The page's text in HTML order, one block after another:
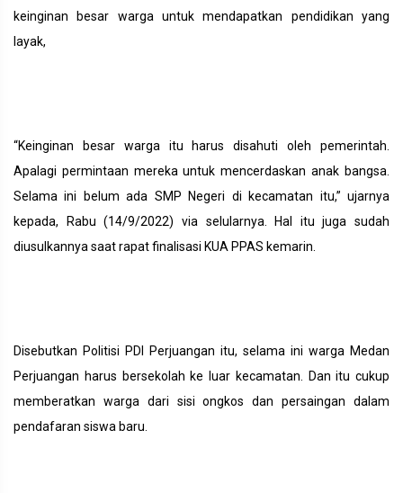
keinginan besar warga untuk mendapatkan pendidikan yang
layak,
“Keinginan besar warga itu harus disahuti oleh pemerintah.
Apalagi permintaan mereka untuk mencerdaskan anak bangsa.
Selama ini belum ada SMP Negeri di kecamatan itu,” ujarnya
kepada, Rabu (14/9/2022) via selularnya. Hal itu juga sudah
diusulkannya saat rapat finalisasi KUA PPAS kemarin.
Disebutkan Politisi PDI Perjuangan itu, selama ini warga Medan
Perjuangan harus bersekolah ke luar kecamatan. Dan itu cukup
memberatkan warga dari sisi ongkos dan persaingan dalam
pendafaran siswa baru.